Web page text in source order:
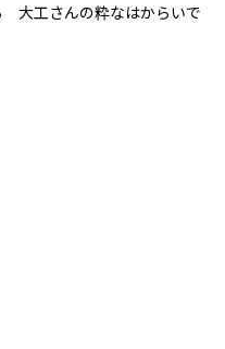
大工さんの粋なはからいで